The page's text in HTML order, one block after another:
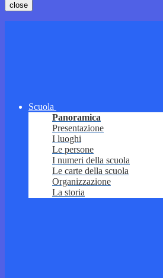
close
Scuola
Panoramica
Presentazione
I luoghi
Le persone
I numeri della scuola
Le carte della scuola
Organizzazione
La storia